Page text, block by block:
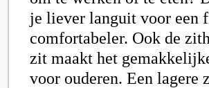
je liever languit voor een
comfortabeler. Ook de
zit maakt het
voor ouderen. Een lagere